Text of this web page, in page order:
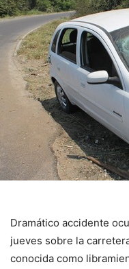
Dramático accidente
jueves sobre la
conocida como